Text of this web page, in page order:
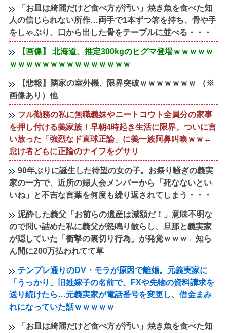
「お皿は綺麗だけど食べ方が汚い」焼き魚を食べた知
人の信じられない所作…両手で1本ずつ箸を持ち、骨や手
をしゃぶり、口から出した骨をテーブルに並べる・・・
【画像】 北海道、推定300kgのヒグマ登場ｗｗｗｗｗ
ｗｗｗｗｗｗｗｗｗｗｗｗｗｗｗ
【悲報】隣家の室外機、限界突破ｗｗｗｗｗｗｗ （※
画像あり）他
フル勤務の私に無職義妹やニートコウト全員分の家事
を押し付ける義家族！早朝4時起き生活に限界。ついに言
い放った「強烈なド直球正論」に義一族阿鼻叫喚ｗｗ←
怠け者どもに正論のナイフをグサリ
90年ぶりに誕生した待望の女の子。お祭り騒ぎの義実
家の一方で、近所の婦人会メンバーから「死なないとい
いね」と不吉な言葉を何度も繰り返されてしまう・・・
泥酔した義父「お前らの遺産は減額だ！」意味不明な
ので問い詰めた私に義父が怒鳴り散らし、旦那と義実家
が隠していた「衝撃の裏切り行為」が発覚ｗｗｗ←知ら
ん間に200万払われてて草
テンプレ通りのDV・モラが原因で離婚。元義実家に
「うっかり」旧姓嫁子の名前で、FXや先物の資料請求を
送り続けたら…元義実家が電話番号を変更し、借金まみ
れになっていた話ｗｗｗｗｗ
「お皿は綺麗だけど食べ方が汚い」焼き魚を食べた知